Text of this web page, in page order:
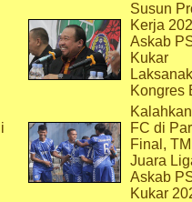
Susun
Kerja
Askab
Kukar
Kongres
FC di
Final,
Juara
Askab
Kukar